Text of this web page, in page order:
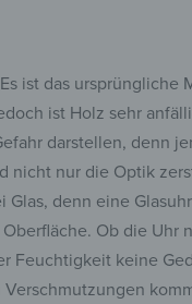
ist das ursprüngliche
ist Holz sehr
darstellen, denn
nicht nur die Optik
denn eine
Ob die Uhr
Feuchtigkeit keine